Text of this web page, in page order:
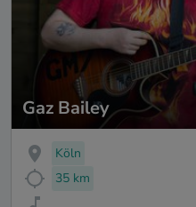
Gaz Bailey
Köln
35 km